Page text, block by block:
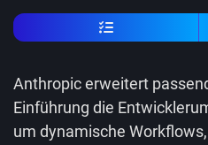
Anthropic erweitert
Einführung die
um dynamische